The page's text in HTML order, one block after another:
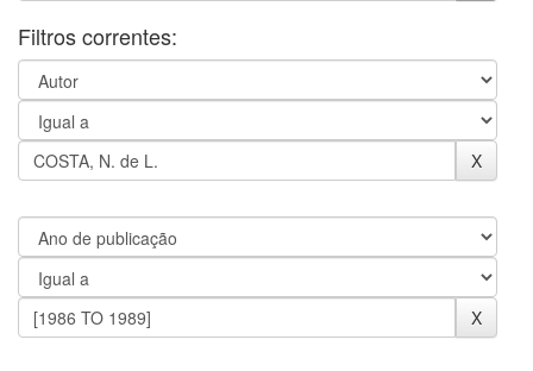
Filtros correntes: